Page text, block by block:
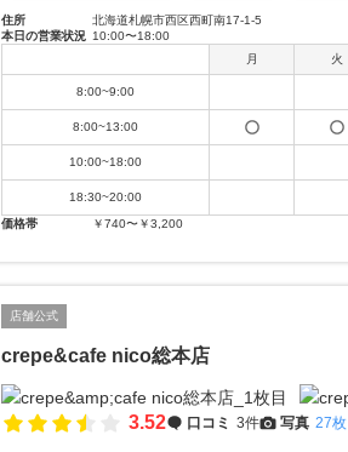
住所
北海道札幌市西区西町南17-1-5
本日の営業状況 10:00〜18:00
月
火
8:00~9:00
8:00~13:00
10:00~18:00
18:30~20:00
価格帯
￥740〜￥3,200
店舗公式
crepe&cafe nico総本店
3.52 口コミ 3件 写真 27枚